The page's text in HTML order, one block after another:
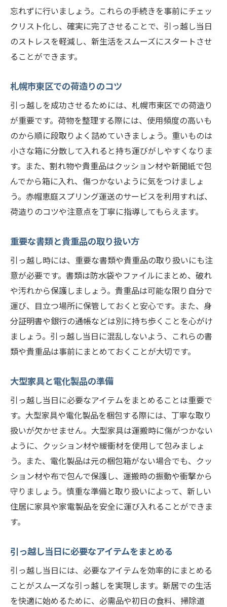
忘れずに行いましょう。これらの手続きを事前にチェッ
クリスト化し、確実に完了させることで、引っ越し当日
のストレスを軽減し、新生活をスムーズにスタートさせ
ることができます。
札幌市東区での荷造りのコツ
引っ越しを成功させるためには、札幌市東区での荷造り
が重要です。荷物を整理する際には、使用頻度の高いも
のから順に段取りよく詰めていきましょう。重いものは
小さな箱に分散して入れると持ち運びがしやすくなりま
す。また、割れ物や貴重品はクッション材や新聞紙で包
んでから箱に入れ、傷つかないように気をつけましょ
う。赤帽恵庭スプリング運送のサービスを利用すれば、
荷造りのコツや注意点を丁寧に指導してもらえます。
重要な書類と貴重品の取り扱い方
引っ越し時には、重要な書類や貴重品の取り扱いにも注
意が必要です。書類は防水袋やファイルにまとめ、破れ
や汚れから保護しましょう。貴重品は可能な限り自分で
運び、目立つ場所に保管しておくと安心です。また、身
分証明書や銀行の通帳などは別に持ち歩くことを心がけ
ましょう。引っ越し当日に混乱しないよう、これらの書
類や貴重品は事前にまとめておくことが大切です。
大型家具と電化製品の準備
引っ越し当日に必要なアイテムをまとめることは重要で
す。大型家具や電化製品を梱包する際には、丁寧な取り
扱いが欠かせません。大型家具は運搬時に傷がつかない
ように、クッション材や緩衝材を使用して包みましょ
う。また、電化製品は元の梱包箱がない場合でも、クッ
ション材や布で包んで保護し、運搬時の振動や衝撃から
守りましょう。慎重な準備と取り扱いによって、新しい
住居に家具や家電製品を安全に運び入れることができま
す。
引っ越し当日に必要なアイテムをまとめる
引っ越し当日には、必要なアイテムを効率的にまとめる
ことがスムーズな引っ越しを実現します。新居での生活
を快適に始めるために、必需品や初日の食料、掃除道